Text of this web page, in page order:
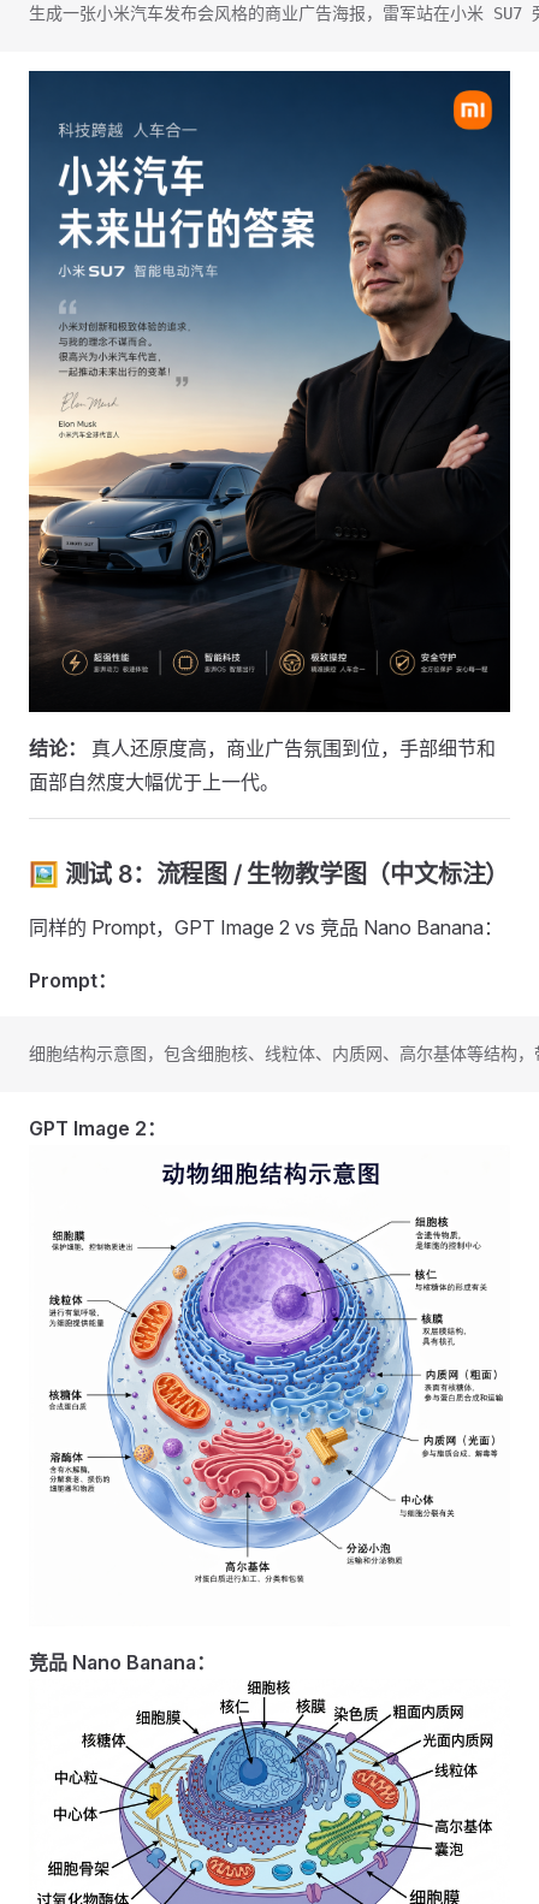
生成一张小米汽车发布会风格的商业广告海报，雷军站在小米
结论：
真人还原度高，商业广告氛围到位，手部细节和
面部自然度大幅优于上一代。
🖼️ 测试 8：流程图 / 生物教学图（中文标注）
同样的 Prompt，GPT Image 2 vs 竞品 Nano Banana：
Prompt：
细胞结构示意图，包含细胞核、线粒体、内质网、高尔基体等结构
GPT Image 2：
竞品 Nano Banana：